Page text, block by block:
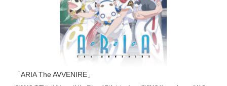
「ARIA The AVVENIRE」